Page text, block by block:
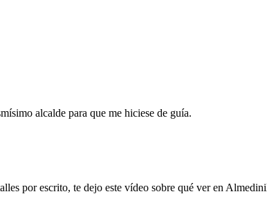
alcalde para que me hiciese de guía.
por escrito, te dejo este vídeo sobre qué ver en